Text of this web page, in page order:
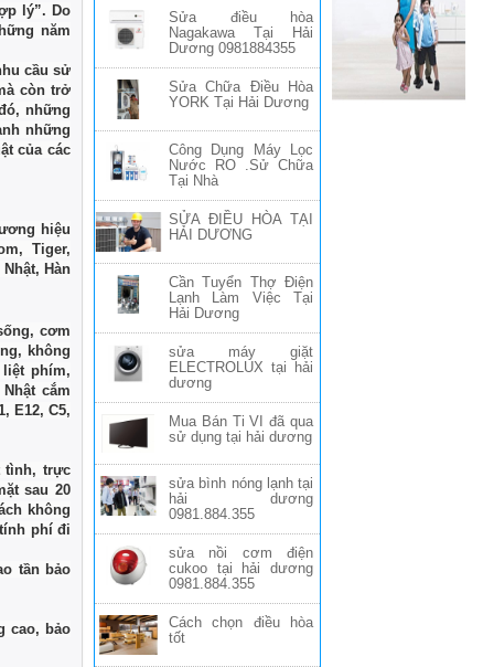
lý”. Do
năm
cầu sử
còn trở
những
những
của các
hiệu
Tiger,
Hàn
cơm
không
phím,
cắm
E12, C5,
tình, trực
sau 20
không
phí đi
tần bảo
cao, bảo
Sửa điều hòa
Nagakawa Tại Hải
Dương 0981884355
Sửa Chữa Điều Hòa
YORK Tại Hải Dương
Công Dụng Máy Lọc
Nước RO .Sử Chữa
Tại Nhà
SỬA ĐIỀU HÒA TẠI
HẢI DƯƠNG
Cần Tuyển Thợ Điện
Lạnh Làm Việc Tại
Hải Dương
sửa máy giặt
ELECTROLUX tại hải
dương
Mua Bán Ti VI đã qua
sử dụng tại hải dương
sửa bình nóng lạnh tại
hải dương
0981.884.355
sửa nồi cơm điện
cukoo tại hải dương
0981.884.355
Cách chọn điều hòa
tốt